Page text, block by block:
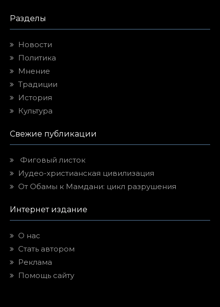
Разделы
Новости
Политика
Мнение
Традиции
История
Культура
Свежие публикации
Фиговый листок
Иудео-христианская цивилизация
От Обамы к Мамдани: цикл разрушения
Интернет издание
О нас
Стать автором
Реклама
Помощь сайту